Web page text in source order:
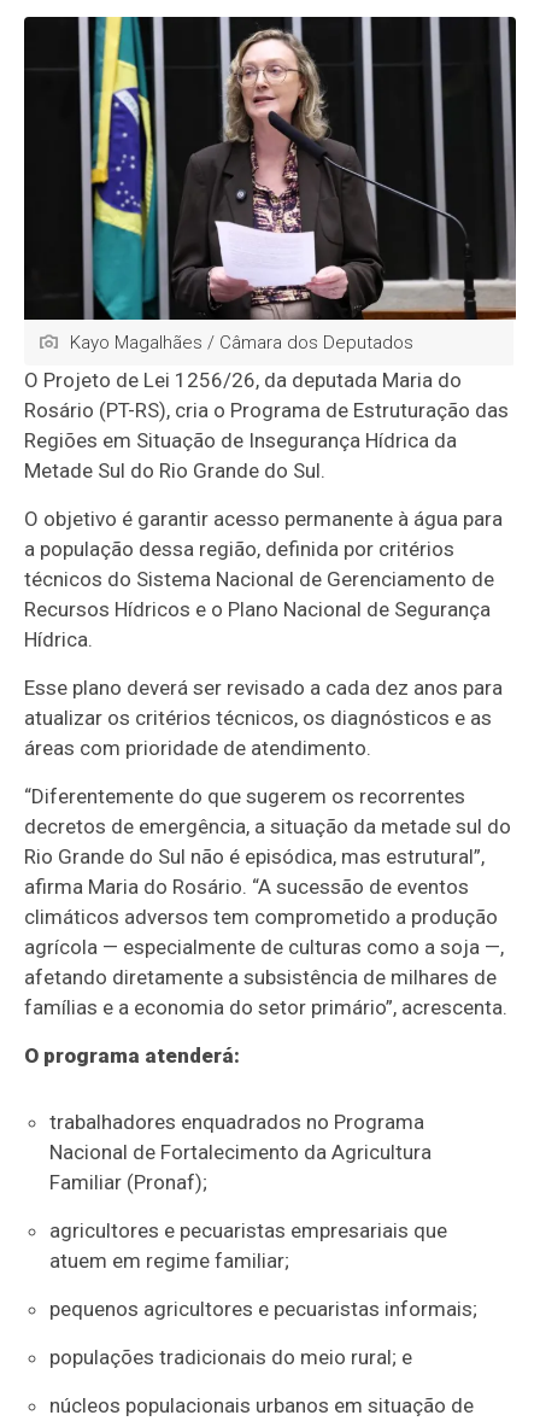
Kayo Magalhães / Câmara dos Deputados
O Projeto de Lei 1256/26, da deputada Maria do
Rosário (PT-RS), cria o Programa de Estruturação das
Regiões em Situação de Insegurança Hídrica da
Metade Sul do Rio Grande do Sul.
O objetivo é garantir acesso permanente à água para
a população dessa região, definida por critérios
técnicos do Sistema Nacional de Gerenciamento de
Recursos Hídricos e o Plano Nacional de Segurança
Hídrica.
Esse plano deverá ser revisado a cada dez anos para
atualizar os critérios técnicos, os diagnósticos e as
áreas com prioridade de atendimento.
“Diferentemente do que sugerem os recorrentes
decretos de emergência, a situação da metade sul do
Rio Grande do Sul não é episódica, mas estrutural”,
afirma Maria do Rosário. “A sucessão de eventos
climáticos adversos tem comprometido a produção
agrícola — especialmente de culturas como a soja —,
afetando diretamente a subsistência de milhares de
famílias e a economia do setor primário”, acrescenta.
O programa atenderá:
trabalhadores enquadrados no Programa
Nacional de Fortalecimento da Agricultura
Familiar (Pronaf);
agricultores e pecuaristas empresariais que
atuem em regime familiar;
pequenos agricultores e pecuaristas informais;
populações tradicionais do meio rural; e
núcleos populacionais urbanos em situação de